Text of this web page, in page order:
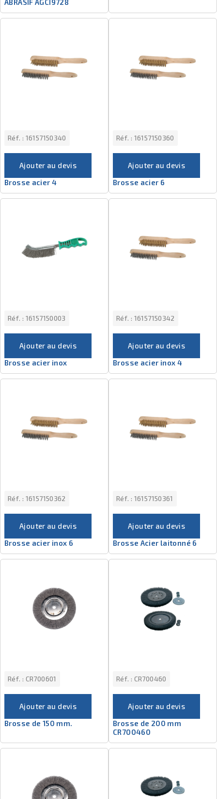
ABRASIF AGCI9728
Réf. : 16157150340
Ajouter au devis
Brosse acier 4
Réf. : 16157150360
Ajouter au devis
Brosse acier 6
Réf. : 16157150003
Ajouter au devis
Brosse acier inox
Réf. : 16157150342
Ajouter au devis
Brosse acier inox 4
Réf. : 16157150362
Ajouter au devis
Brosse acier inox 6
Réf. : 16157150361
Ajouter au devis
Brosse Acier laitonné 6
Réf. : CR700601
Ajouter au devis
Brosse de 150 mm.
Réf. : CR700460
Ajouter au devis
Brosse de 200 mm
CR700460